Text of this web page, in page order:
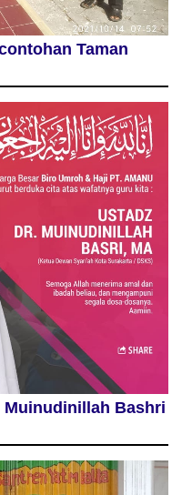
Taman
Muinudinillah Bashri